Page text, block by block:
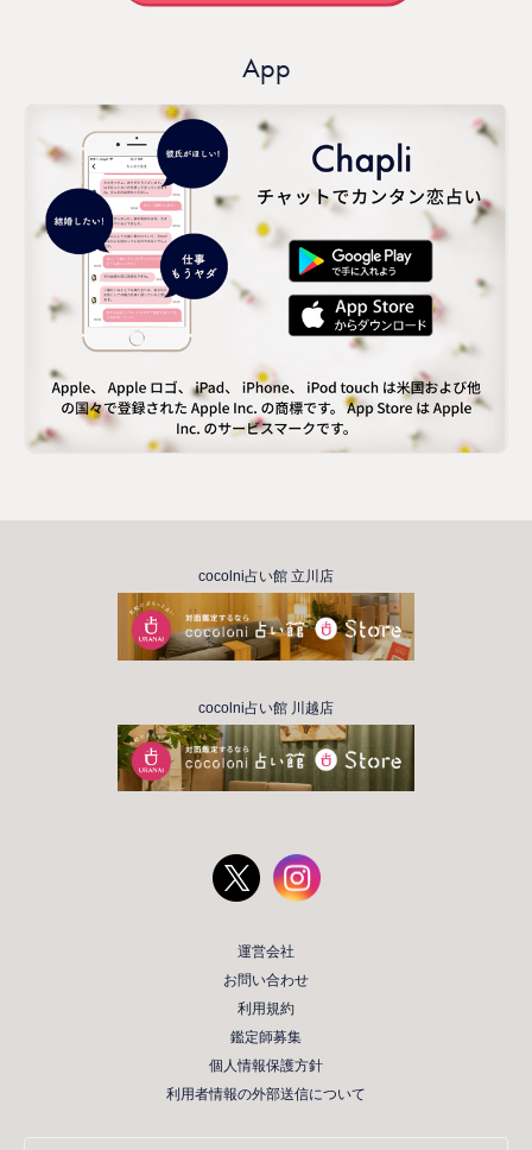
App
cocolni占い館 立川店
cocolni占い館 川越店
運営会社
お問い合わせ
利用規約
鑑定師募集
個人情報保護方針
利用者情報の外部送信について